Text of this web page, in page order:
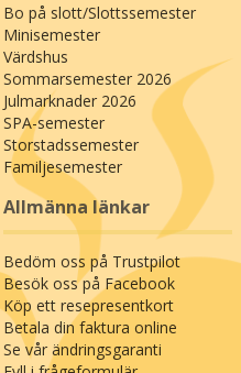
Bo på slott/Slottssemester
Minisemester
Värdshus
Sommarsemester 2026
Julmarknader 2026
SPA-semester
Storstadssemester
Familjesemester
Allmänna länkar
Bedöm oss på Trustpilot
Besök oss på Facebook
Köp ett resepresentkort
Betala din faktura online
Se vår ändringsgaranti